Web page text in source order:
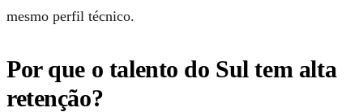
mesmo perfil técnico.
Por que o talento do Sul tem alta
retenção?